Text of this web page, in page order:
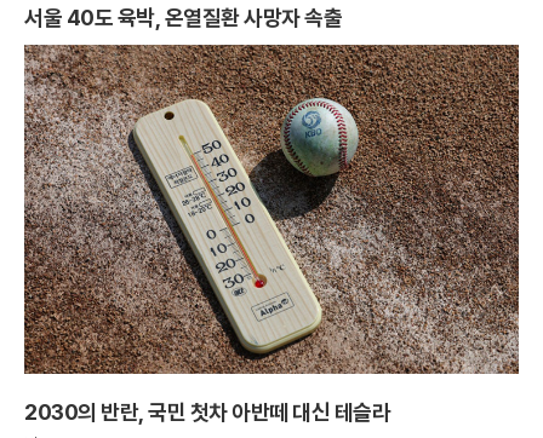
하고
서울 40도 육박, 온열질환 사망자 속출
2030의 반란, 국민 첫차 아반떼 대신 테슬라